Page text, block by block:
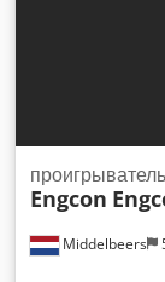
Middelbeers
проигрыватель
Engcon